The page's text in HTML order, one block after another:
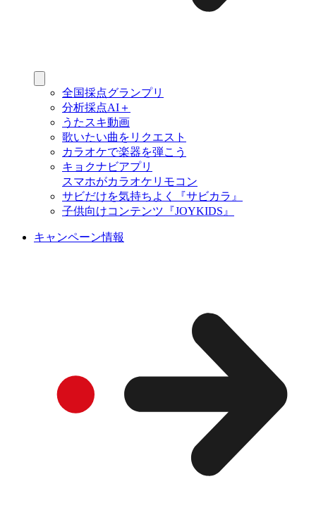
全国採点グランプリ
分析採点AI＋
うたスキ動画
歌いたい曲をリクエスト
カラオケで楽器を弾こう
キョクナビアプリ
スマホがカラオケリモコン
サビだけを気持ちよく『サビカラ』
子供向けコンテンツ『JOYKIDS』
キャンペーン情報